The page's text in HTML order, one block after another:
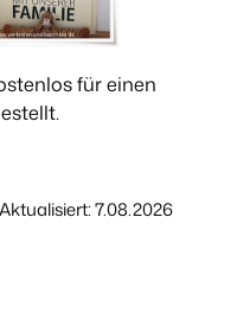
für einen
7.08.2026